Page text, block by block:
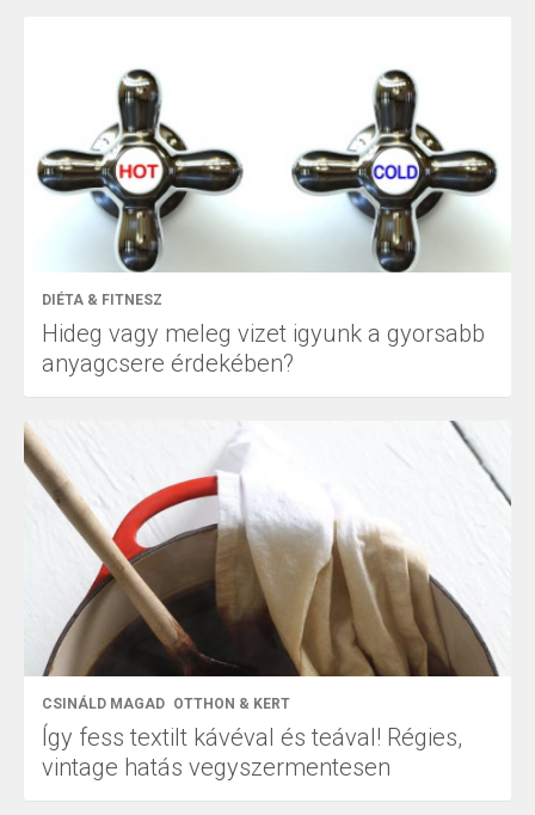
DIÉTA & FITNESZ
Hideg vagy meleg vizet igyunk a gyorsabb
anyagcsere érdekében?
CSINÁLD MAGAD OTTHON & KERT
Így fess textilt kávéval és teával! Régies,
vintage hatás vegyszermentesen